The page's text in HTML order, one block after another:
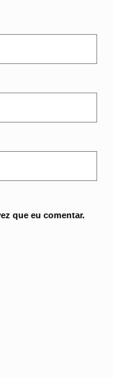
que eu comentar.